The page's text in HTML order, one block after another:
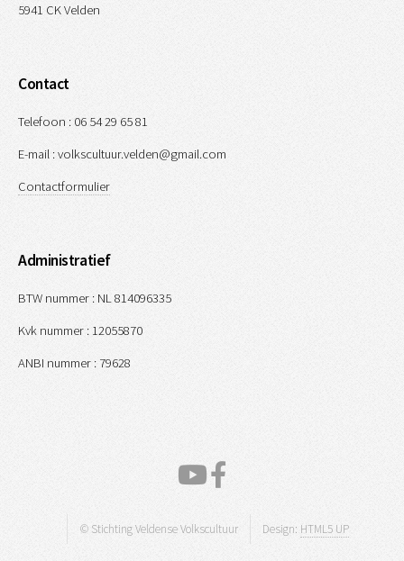
5941 CK Velden
Contact
Telefoon : 06 54 29 65 81
E-mail : volkscultuur.velden@gmail.com
Contactformulier
Administratief
BTW nummer : NL 814096335
Kvk nummer : 12055870
ANBI nummer : 79628
© Stichting Veldense Volkscultuur Design: HTML5 UP